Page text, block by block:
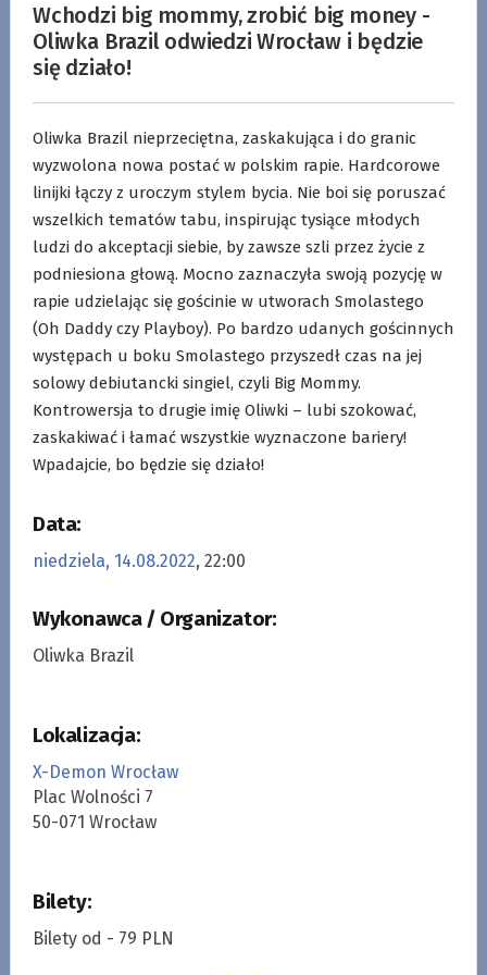
Wchodzi big mommy, zrobić big money -
Oliwka Brazil odwiedzi Wrocław i będzie
się działo!
Oliwka Brazil nieprzeciętna, zaskakująca i do granic
wyzwolona nowa postać w polskim rapie. Hardcorowe
linijki łączy z uroczym stylem bycia. Nie boi się poruszać
wszelkich tematów tabu, inspirując tysiące młodych
ludzi do akceptacji siebie, by zawsze szli przez życie z
podniesiona głową. Mocno zaznaczyła swoją pozycję w
rapie udzielając się gościnie w utworach Smolastego
(Oh Daddy czy Playboy). Po bardzo udanych gościnnych
występach u boku Smolastego przyszedł czas na jej
solowy debiutancki singiel, czyli Big Mommy.
Kontrowersja to drugie imię Oliwki – lubi szokować,
zaskakiwać i łamać wszystkie wyznaczone bariery!
Wpadajcie, bo będzie się działo!
Data:
niedziela, 14.08.2022, 22:00
Wykonawca / Organizator:
Oliwka Brazil
Lokalizacja:
X-Demon Wrocław
Plac Wolności 7
50-071 Wrocław
Bilety:
Bilety od - 79 PLN